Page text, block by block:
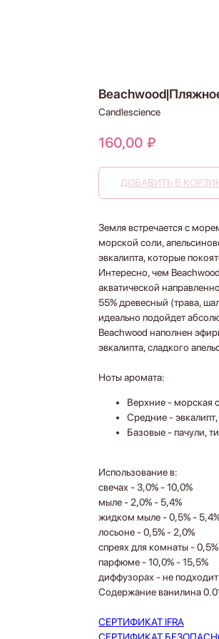
Candlescience
160,00 ₽
ДОБАВИТЬ В
Земля встречается с
морской соли,
эвкалипта, которые
Интересно, чем
акватической
55% древесный (трава,
идеально подойдет
Beachwood наполнен
эвкалипта, сладкого
Ноты аромата:
Верхние - морская
Средние -
Базовые - пачули,
Использование в:
свечах - 3,0% - 10,0%
мыле - 2,0% - 5,4%
жидком мыле - 0,5% -
лосьоне - 0,5% - 2,0%
спреях для комнаты -
парфюме - 10,0% - 15,5%
диффузорах - не
Содержание ванилина
СЕРТИФИКАТ IFRA